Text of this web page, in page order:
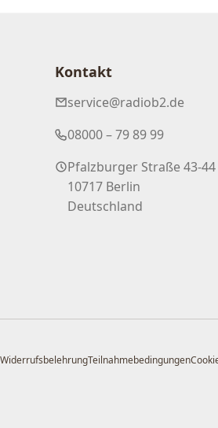
Kontakt
service@radiob2.de
08000 – 79 89 99
Pfalzburger Straße 43-44
10717 Berlin
Deutschland
WiderrufsbelehrungTeilnahmebedingungen